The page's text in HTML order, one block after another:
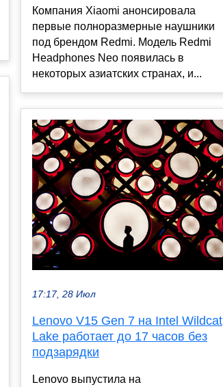
Компания Xiaomi анонсировала
первые полноразмерные наушники
под брендом Redmi. Модель Redmi
Headphones Neo появилась в
некоторых азиатских странах, и...
17:17, 28 Июл
Lenovo V15 Gen 7 на Intel Wildcat
Lake работает до 17 часов без
подзарядки
Lenovo выпустила на